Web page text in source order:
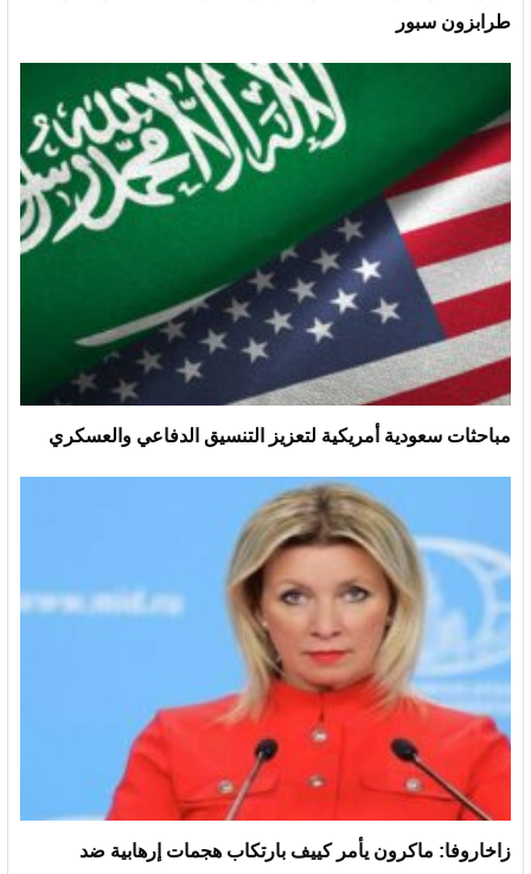
طرابزون سبور
مباحثات سعودية أمريكية لتعزيز التنسيق الدفاعي والعسكري
زاخاروفا: ماكرون يأمر كييف بارتكاب هجمات إرهابية ضد